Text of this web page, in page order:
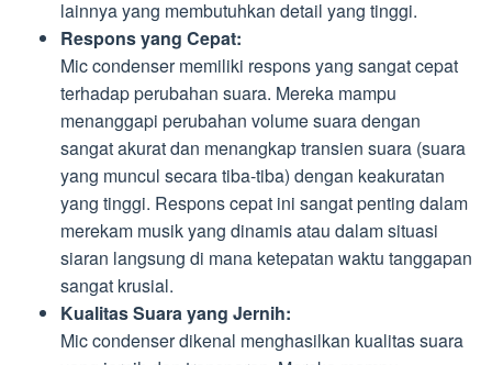
lainnya yang membutuhkan detail yang tinggi.
Respons yang Cepat:
Mic condenser memiliki respons yang sangat cepat
terhadap perubahan suara. Mereka mampu
menanggapi perubahan volume suara dengan
sangat akurat dan menangkap transien suara (suara
yang muncul secara tiba-tiba) dengan keakuratan
yang tinggi. Respons cepat ini sangat penting dalam
merekam musik yang dinamis atau dalam situasi
siaran langsung di mana ketepatan waktu tanggapan
sangat krusial.
Kualitas Suara yang Jernih:
Mic condenser dikenal menghasilkan kualitas suara